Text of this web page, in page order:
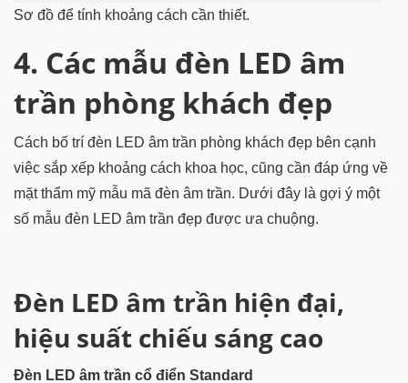
Sơ đồ để tính khoảng cách cần thiết.
4. Các mẫu đèn LED âm
trần phòng khách đẹp
Cách bố trí đèn LED âm trần phòng khách đẹp bên cạnh
việc sắp xếp khoảng cách khoa học, cũng cần đáp ứng về
mặt thẩm mỹ mẫu mã đèn âm trần. Dưới đây là gợi ý một
số mẫu đèn LED âm trần đẹp được ưa chuộng.
Đèn LED âm trần hiện đại,
hiệu suất chiếu sáng cao
Đèn LED âm trần cổ điển Standard